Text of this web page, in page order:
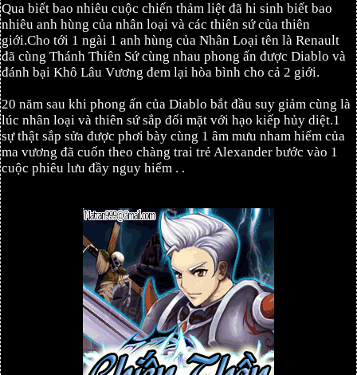
Qua biết bao nhiêu cuộc chiến thảm liệt đã hi sinh biết bao
nhiêu anh hùng của nhân loại và các thiên sứ của thiên
giới.Cho tới 1 ngài 1 anh hùng của Nhân Loại tên là Renault
đã cùng Thánh Thiên Sứ cùng nhau phong ấn được Diablo và
đánh bại Khô Lâu Vương đem lại hòa bình cho cả 2 giới.
20 năm sau khi phong ấn của Diablo bắt đầu suy giảm cùng là
lúc nhân loại và thiên sứ sắp đối mặt với hạo kiếp hủy diệt.1
sự thật sắp sửa được phơi bày cùng 1 âm mưu nham hiểm của
ma vương đã cuốn theo chàng trai trẻ Alexander bước vào 1
cuộc phiêu lưu đầy nguy hiểm . .